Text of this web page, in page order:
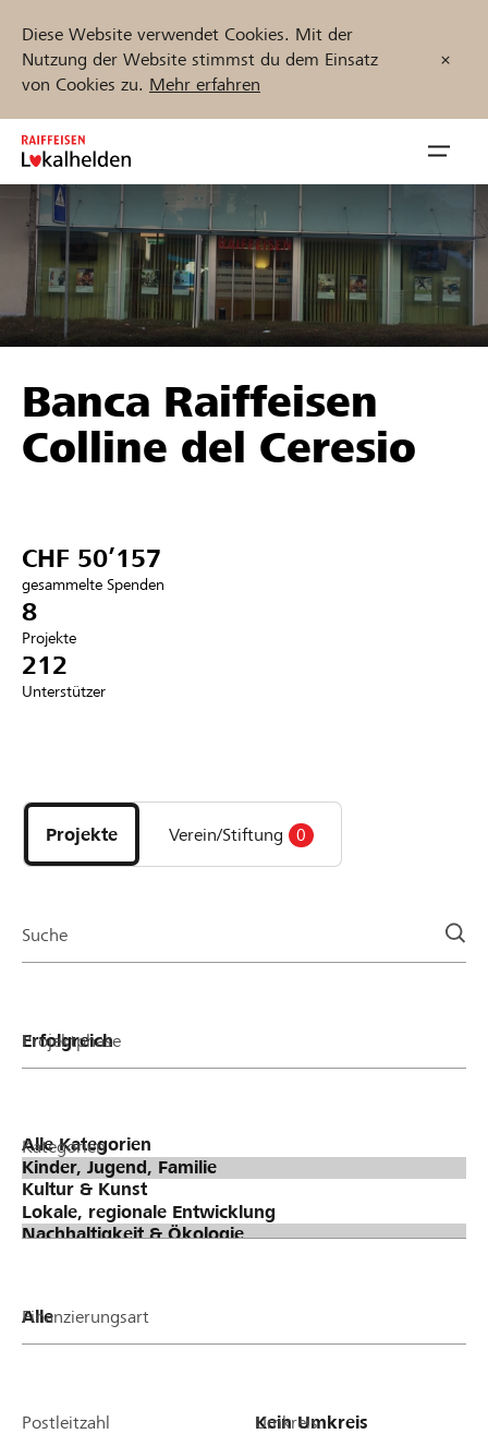
Diese Website verwendet Cookies. Mit der
Nutzung der Website stimmst du dem Einsatz
von Cookies zu. Mehr erfahren
Zum
Inhalt
springen
öffnen
Unterstützen
Hilfe & Support
Anmelden
Projekte und Organisationen finden
Jetzt starten
DE FR IT
Banca Raiffeisen
Colline del Ceresio
CHF 50’157
gesammelte Spenden
8
Projekte
212
Unterstützer
Projekte
und
Organisationen
Projekte Verein/Stiftung 0
Suche
Projektphase
Kategorien
Finanzierungsart
Postleitzahl Umkreis